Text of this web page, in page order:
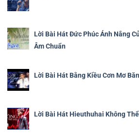
Lời Bài Hát Đức Phúc Ánh Nắng
Âm Chuẩn
Lời Bài Hát Bằng Kiều Cơn Mơ
Lời Bài Hát Hieuthuhai Không